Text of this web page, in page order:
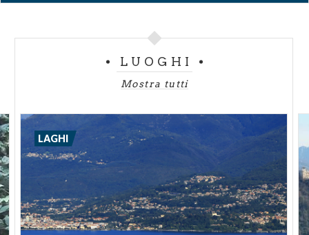
LUOGHI
Mostra tutti
LAGHI